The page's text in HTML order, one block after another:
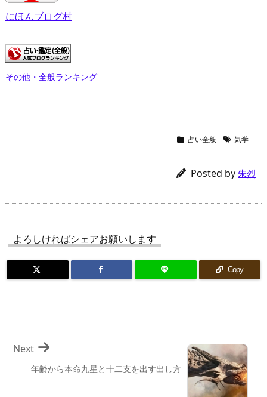
にほんブログ村
その他・全般ランキング
占い全般 気学
Posted by 朱烈
よろしければシェアお願いします
Copy
年齢から本命九星と十二支を出す出し方
Next